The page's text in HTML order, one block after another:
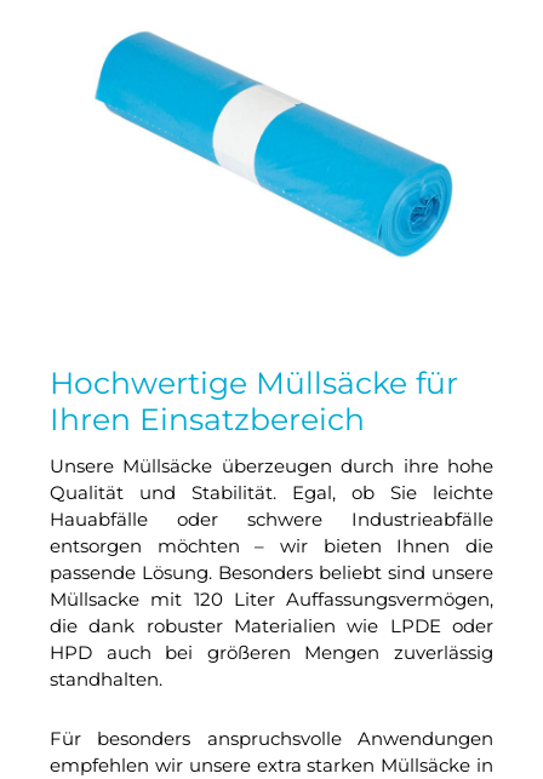
Hochwertige Müllsäcke für
Ihren Einsatzbereich
Unsere Müllsäcke überzeugen durch ihre hohe
Qualität und Stabilität. Egal, ob Sie leichte
Hauabfälle oder schwere Industrieabfälle
entsorgen möchten – wir bieten Ihnen die
passende Lösung. Besonders beliebt sind unsere
Müllsacke mit 120 Liter Auffassungsvermögen,
die dank robuster Materialien wie LPDE oder
HPD auch bei größeren Mengen zuverlässig
standhalten.
Für besonders anspruchsvolle Anwendungen
empfehlen wir unsere extra starken Müllsäcke in